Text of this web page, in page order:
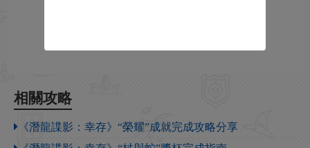
相關攻略
《潛龍諜影：幸存》“榮耀”成就完成攻略分享